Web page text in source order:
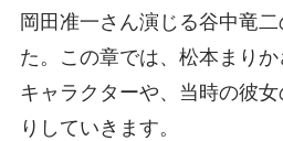
岡田准一さん演じる谷中竜
た。この章では、松本まり
キャラクターや、当時の彼
りしていきます。